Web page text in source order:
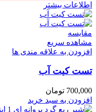
اطلاعات بیشتر
مقایسه
مشاهده سریع
افزودن به علاقه مندی ها
تست کیت آب
700,000 تومان
افزودن به سبد خرید